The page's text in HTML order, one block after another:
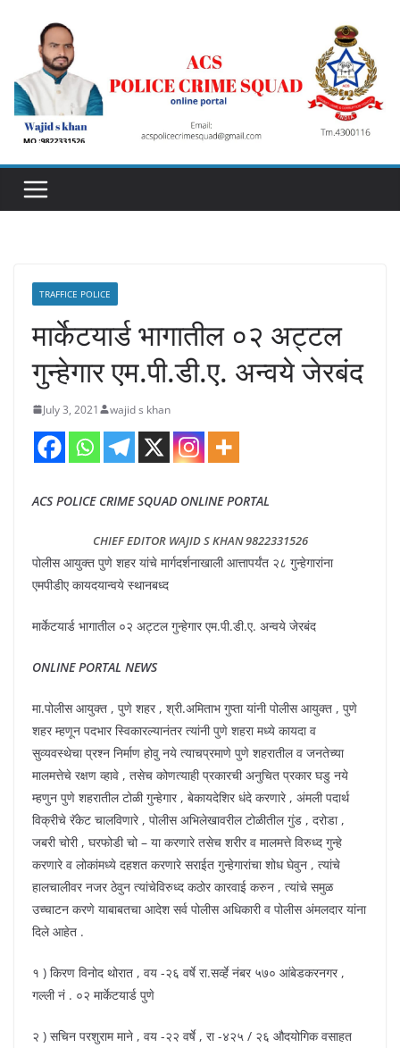
content
TRAFFICE POLICE
मार्केटयार्ड भागातील ०२ अट्टल
गुन्हेगार एम.पी.डी.ए. अन्वये जेरबंद
July 3, 2021 wajid s khan
ACS POLICE CRIME SQUAD ONLINE PORTAL
CHIEF EDITOR WAJID S KHAN 9822331526
पोलीस आयुक्त पुणे शहर यांचे मार्गदर्शनाखाली आत्तापर्यंत २८ गुन्हेगारांना
एमपीडीए कायदयान्वये स्थानबध्द
मार्केटयार्ड भागातील ०२ अट्टल गुन्हेगार एम.पी.डी.ए. अन्वये जेरबंद
ONLINE PORTAL NEWS
मा.पोलीस आयुक्त , पुणे शहर , श्री.अमिताभ गुप्ता यांनी पोलीस आयुक्त , पुणे
शहर म्हणून पदभार स्विकारल्यानंतर त्यांनी पुणे शहरा मध्ये कायदा व
सुव्यवस्थेचा प्रश्न निर्माण होवु नये त्याचप्रमाणे पुणे शहरातील व जनतेच्या
मालमत्तेचे रक्षण व्हावे , तसेच कोणत्याही प्रकारची अनुचित प्रकार घडु नये
म्हणुन पुणे शहरातील टोळी गुन्हेगार , बेकायदेशिर धंदे करणारे , अंमली पदार्थ
विक्रीचे रॅकेट चालविणारे , पोलीस अभिलेखावरील टोळीतील गुंड , दरोडा ,
जबरी चोरी , घरफोडी चो – या करणारे तसेच शरीर व मालमत्ते विरुध्द गुन्हे
करणारे व लोकांमध्ये दहशत करणारे सराईत गुन्हेगारांचा शोध घेवुन , त्यांचे
हालचालीवर नजर ठेवुन त्यांचेविरुध्द कठोर कारवाई करुन , त्यांचे समुळ
उच्चाटन करणे याबाबतचा आदेश सर्व पोलीस अधिकारी व पोलीस अंमलदार यांना
दिले आहेत .
१ ) किरण विनोद थोरात , वय -२६ वर्षे रा.सर्व्हे नंबर ५७० आंबेडकरनगर ,
गल्ली नं . ०२ मार्केटयार्ड पुणे
२ ) सचिन परशुराम माने , वय -२२ वर्षे , रा -४२५ / २६ औदयोगिक वसाहत